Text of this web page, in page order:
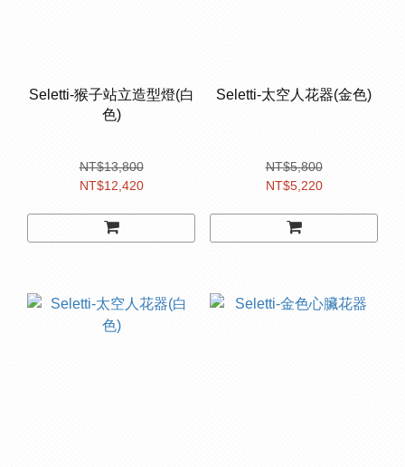
Seletti-猴子站立造型燈(白
色)
NT$13,800
NT$12,420
Seletti-太空人花器(金色)
NT$5,800
NT$5,220